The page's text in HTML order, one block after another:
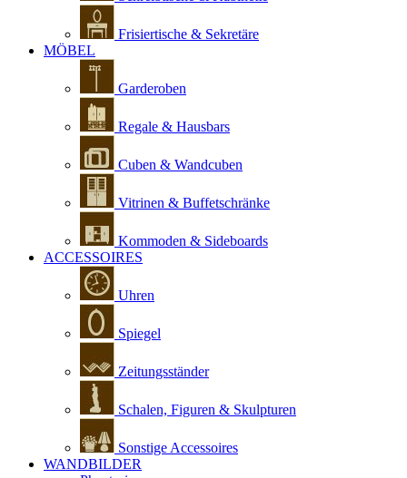
Frisiertische & Sekretäre
MÖBEL
Garderoben
Regale & Hausbars
Cuben & Wandcuben
Vitrinen & Buffetschränke
Kommoden & Sideboards
ACCESSOIRES
Uhren
Spiegel
Zeitungsständer
Schalen, Figuren & Skulpturen
Sonstige Accessoires
WANDBILDER